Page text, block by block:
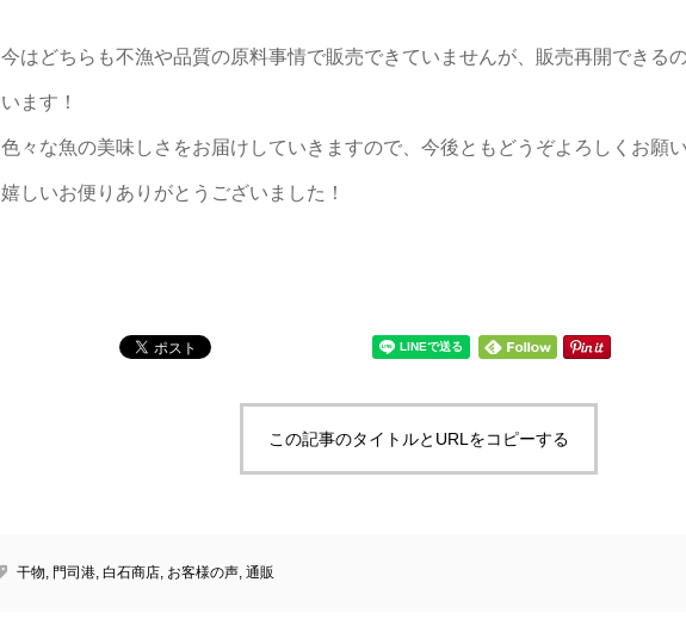
今はどちらも不漁や品質の原料事情で販売できていませんが、販売再開できる
います！
色々な魚の美味しさをお届けしていきますので、今後ともどうぞよろしくお願
嬉しいお便りありがとうございました！
この記事のタイトルとURLをコピーする
干物, 門司港, 白石商店, お客様の声, 通販